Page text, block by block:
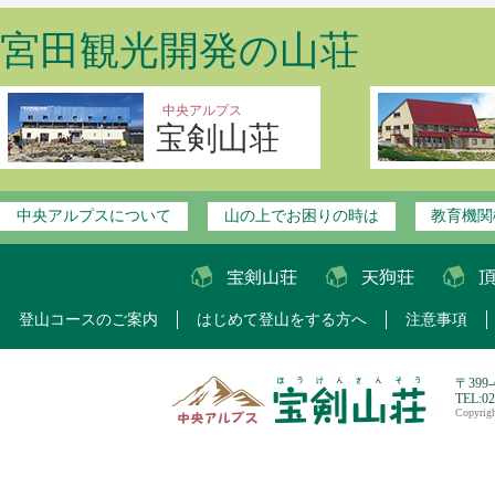
宮田観光開発の山荘
中央アルプス
宝剣山荘
中央アルプスについて 山の上でお困りの時は 教育機
登山コースのご案内 はじめて登山をする方へ 注意事項
〒